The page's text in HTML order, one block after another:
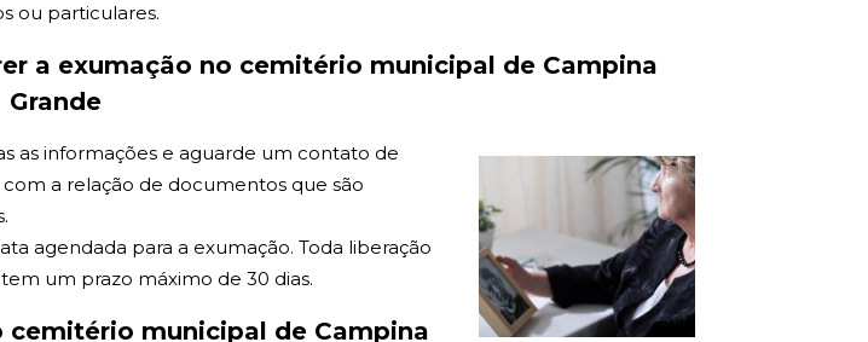
ou particulares.
a exumação no cemitério municipal de Campina
Grande
as informações e aguarde um contato de
a relação de documentos que são
agendada para a exumação. Toda liberação
um prazo máximo de 30 dias.
cemitério municipal de Campina